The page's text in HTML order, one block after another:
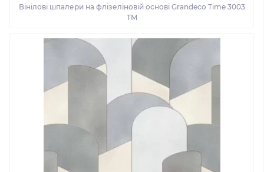
Вінілові шпалери на флізеліновій основі Grandeco Time 3003
TM